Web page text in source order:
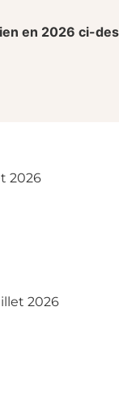
en 2026 ci-
2026
2026